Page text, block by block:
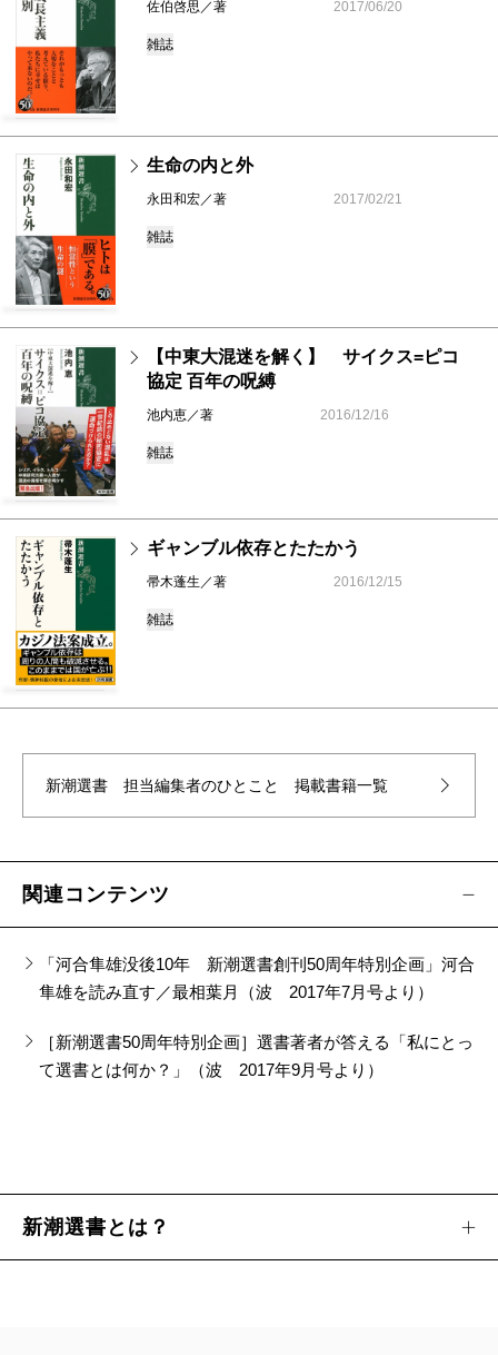
佐伯啓思／著 2017/06/20
雑誌
生命の内と外
永田和宏／著 2017/02/21
雑誌
【中東大混迷を解く】 サイクス=ピコ
協定 百年の呪縛
池内恵／著 2016/12/16
雑誌
ギャンブル依存とたたかう
帚木蓬生／著 2016/12/15
雑誌
新潮選書 担当編集者のひとこと 掲載書籍一覧
関連コンテンツ
「河合隼雄没後10年 新潮選書創刊50周年特別企画」河合
隼雄を読み直す／最相葉月（波 2017年7月号より）
［新潮選書50周年特別企画］選書著者が答える「私にとっ
て選書とは何か？」（波 2017年9月号より）
新潮選書とは？